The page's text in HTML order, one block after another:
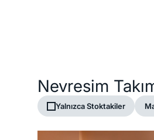
Nevresim
Yalnızca Stoktakiler